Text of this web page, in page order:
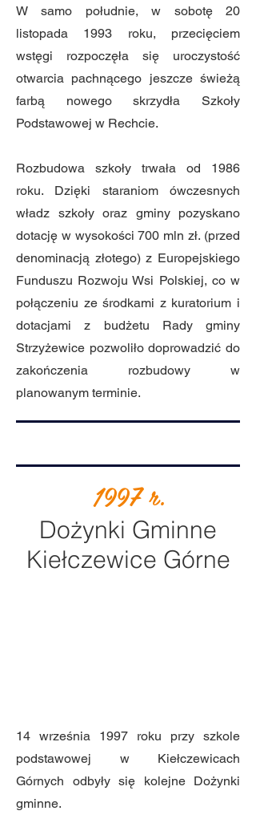
W samo południe, w sobotę 20
listopada 1993 roku, przecięciem
wstęgi rozpoczęła się uroczystość
otwarcia pachnącego jeszcze świeżą
farbą nowego skrzydła Szkoły
Podstawowej w Rechcie.
Rozbudowa szkoły trwała od 1986
roku. Dzięki staraniom ówczesnych
władz szkoły oraz gminy pozyskano
dotację w wysokości 700 mln zł. (przed
denominacją złotego) z Europejskiego
Funduszu Rozwoju Wsi Polskiej, co w
połączeniu ze środkami z kuratorium i
dotacjami z budżetu Rady gminy
Strzyżewice pozwoliło doprowadzić do
zakończenia rozbudowy w
planowanym terminie.
1997 r.
Dożynki Gminne
Kiełczewice Górne
14 września 1997 roku przy szkole
podstawowej w Kiełczewicach
Górnych odbyły się kolejne Dożynki
gminne.